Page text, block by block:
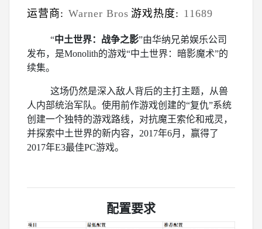
运营商: Warner Bros 游戏热度: 11689
“中土世界：战争之影”由华纳兄弟娱乐公司
发布，是Monolith的游戏“中土世界：暗影魔术”的
续集。
这场仍然是深入敌人背后的主打主题，从兽
人内部统治军队。使用前作游戏创建的“复仇”系统
创建一个独特的游戏路线，对抗魔王索伦和戒灵，
并探索中土世界的新内容，2017年6月，赢得了
2017年E3最佳PC游戏。
配置要求